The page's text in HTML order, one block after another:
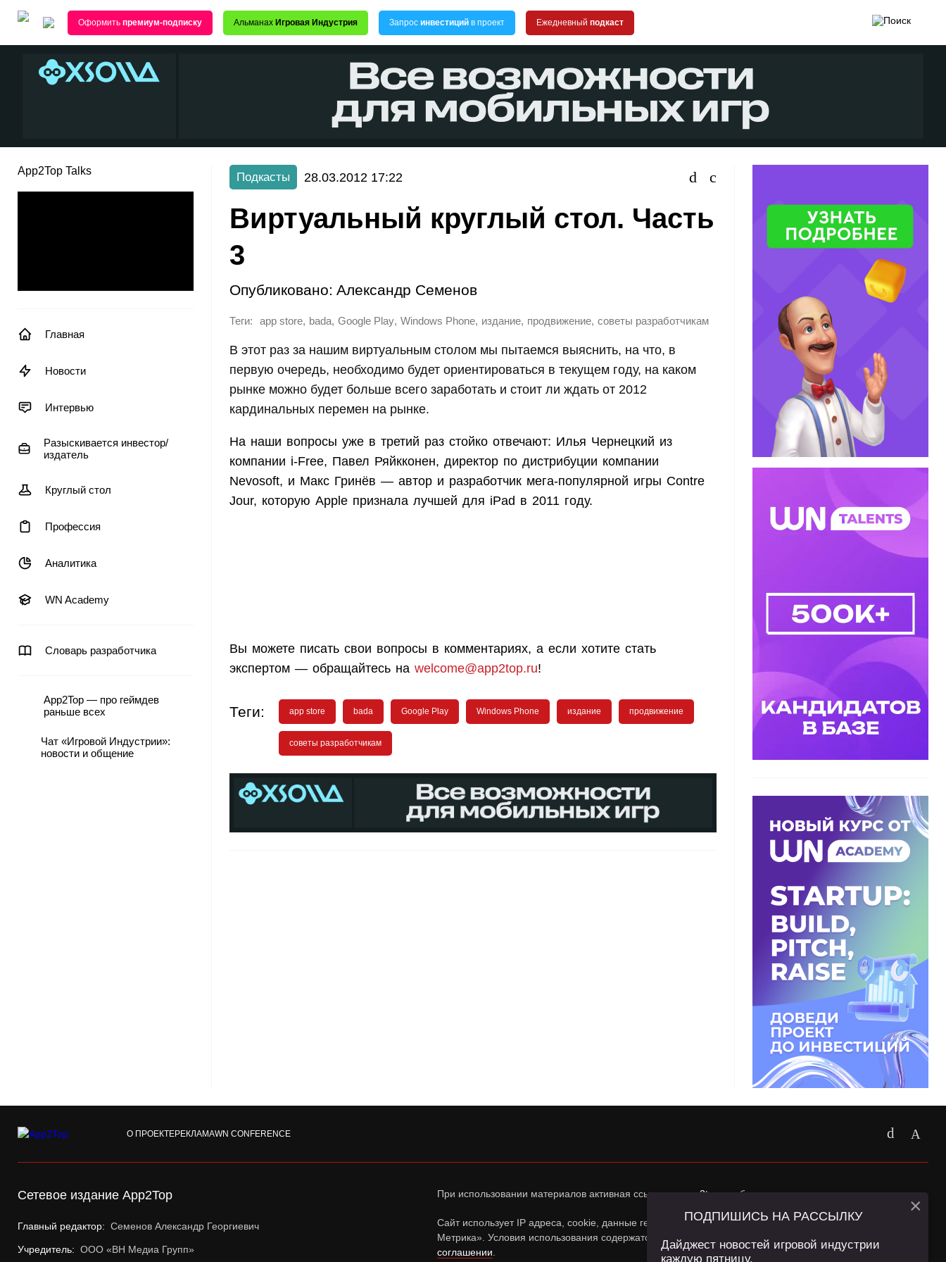
Оформить премиум-подписку Альманах Игровая Индустрия Запрос инвестиций в проект Ежедневный подкаст
App2Top Talks
Главная
Новости
Интервью
Разыскивается инвестор/
издатель
Круглый стол
Профессия
Аналитика
WN Academy
Словарь разработчика
App2Top — про геймдев
раньше всех
Чат «Игровой Индустрии»:
новости и общение
Подкасты 28.03.2012 17:22
Виртуальный круглый стол. Часть
3
Опубликовано: Александр Семенов
Теги: app store, bada, Google Play, Windows Phone, издание, продвижение, советы разработчикам
В этот раз за нашим виртуальным столом мы пытаемся выяснить, на что, в
первую очередь, необходимо будет ориентироваться в текущем году, на каком
рынке можно будет больше всего заработать и стоит ли ждать от 2012
кардинальных перемен на рынке.
На наши вопросы уже в третий раз стойко отвечают: Илья Чернецкий из
компании i-Free, Павел Ряйкконен, директор по дистрибуции компании
Nevosoft, и Макс Гринёв — автор и разработчик мега-популярной игры Contre
Jour, которую Apple признала лучшей для iPad в 2011 году.
Вы можете писать свои вопросы в комментариях, а если хотите стать
экспертом — обращайтесь на welcome@app2top.ru!
Теги: app store bada Google Play Windows Phone издание продвижение
советы разработчикам
О ПРОЕКТЕРЕКЛАМАWN CONFERENCE
Сетевое издание App2Top
Главный редактор: Семенов Александр Георгиевич
Учредитель: ООО «ВН Медиа Групп»
При использовании материалов активная ссылка наapp2top.ruобязательна.
Сайт использует IP адреса, cookie, данные геолокации Пользователей сайта и сервис «Яндекс
Метрика». Условия использования содержатся в
Политике конфиденциальностии
соглашении
ПОДПИШИСЬ НА РАССЫЛКУ
Дайджест новостей игровой индустрии
каждую пятницу.
×